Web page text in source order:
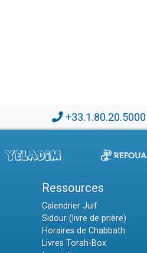
+33.1.80.20.5000
Ressources
Calendrier Juif
Sidour (livre de prière)
Horaires de Chabbath
Livres Torah-Box